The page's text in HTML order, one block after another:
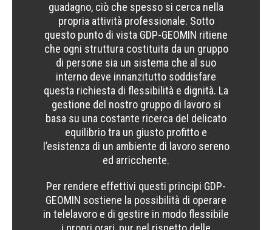
guadagno, ciò che spesso si cerca nella
propria attività professionale. Sotto
questo punto di vista GDP-GEOMIN ritiene
che ogni struttura costituita da un gruppo
di persone sia un sistema che al suo
interno deve innanzitutto soddisfare
questa richiesta di flessibilità e dignità. La
gestione del nostro gruppo di lavoro si
basa su una costante ricerca del delicato
equilibrio tra un giusto profitto e
l’esistenza di un ambiente di lavoro sereno
ed arricchente.
Per rendere effettivi questi principi GDP-
GEOMIN sostiene la possibilità di operare
in telelavoro e di gestire in modo flessibile